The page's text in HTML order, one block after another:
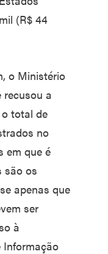
(R$ 44
o Ministério
recusou a
total de
no
em que é
são os
apenas que
ser
à
Informação